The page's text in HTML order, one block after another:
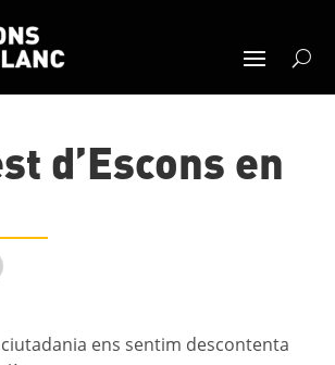
d’Escons en
ens sentim descontenta